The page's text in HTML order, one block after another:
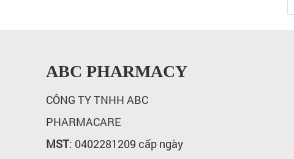
ABC PHARMACY
CÔNG TY TNHH ABC
PHARMACARE
MST: 0402281209 cấp ngày